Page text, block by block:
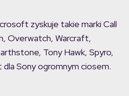
zyskuje takie marki Call
Overwatch, Warcraft,
Tony Hawk, Spyro,
Sony ogromnym ciosem.